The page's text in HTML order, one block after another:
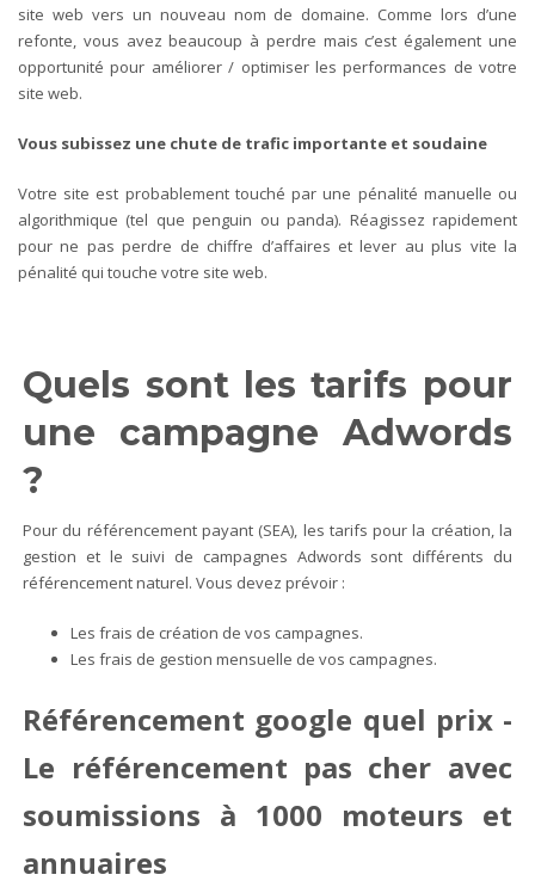
site web vers un nouveau nom de domaine. Comme lors d’une
refonte, vous avez beaucoup à perdre mais c’est également une
opportunité pour améliorer / optimiser les performances de votre
site web.
Vous subissez une chute de trafic importante et soudaine
Votre site est probablement touché par une pénalité manuelle ou
algorithmique (tel que penguin ou panda). Réagissez rapidement
pour ne pas perdre de chiffre d’affaires et lever au plus vite la
pénalité qui touche votre site web.
Quels sont les tarifs pour
une campagne Adwords
?
Pour du référencement payant (SEA), les tarifs pour la création, la
gestion et le suivi de campagnes Adwords sont différents du
référencement naturel. Vous devez prévoir :
Les frais de création de vos campagnes.
Les frais de gestion mensuelle de vos campagnes.
Référencement google quel prix -
Le référencement pas cher avec
soumissions à 1000 moteurs et
annuaires